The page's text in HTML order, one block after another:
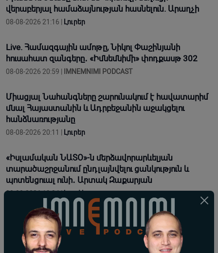
վերաբերյալ համաձայնության հասնելուն. Արաղչի
08-08-2026 21:16 | Լուրեր
Live. Համազգային ամոթը, Նիկոլ Փաշինյանի
հուսահատ զանգերը․ «Իմնեմնիմի» փոդքասթ 302
08-08-2026 20:59 | IMNEMNIMI PODCAST
Միացյալ Նահանգները շարունակում է հավատարիմ
մնալ Հայաստանին և Ադրբեջանին աջակցելու
հանձնառությանը
08-08-2026 20:11 | Լուրեր
«Իսլամական ՆԱՏՕ»-ն մերձավորարևելյան
տարածաշրջանում ընդլայնվելու ցանկություն և
պոտենցուալ ունի․ Արտակ Զաքարյան
08-08-2026 19:34 |Կարծիք
ԱՄՆ-ի թիրախում Չինաստանի տնտեսությունն է․
ինչու՞ Չինաստանը թույլ չի տա, որ Իրանի պարտվի
08-08-2026 18:00 |